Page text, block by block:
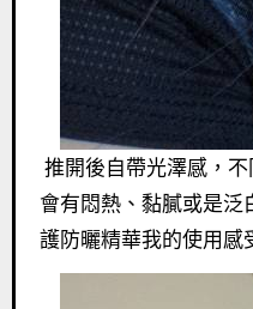
推開後自帶光澤感，
會有悶熱、黏膩或是泛
護防曬精華我的使用感